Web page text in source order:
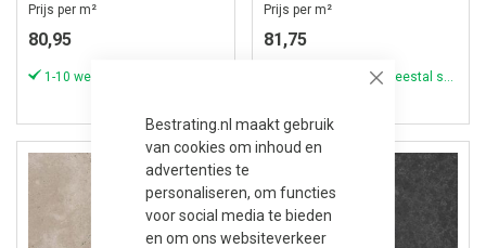
Bestrating.nl maakt gebruik
van cookies om inhoud en
advertenties te
personaliseren, om functies
voor social media te bieden
en om ons websiteverkeer
Prijs per m²
80,95
Prijs per m²
81,75
1-10 werkdagen (meestal sneller)